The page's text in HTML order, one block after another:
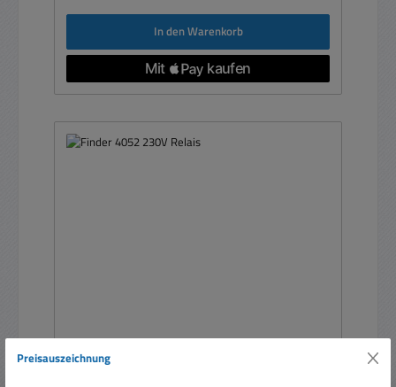
In den Warenkorb
230V Relais AC Spule 2xUM DPDT 2xWechsler
Preisauszeichnung